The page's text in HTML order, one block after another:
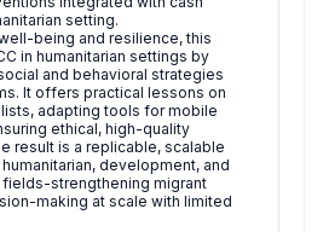
setting.
being and resilience, this
in humanitarian settings by
and behavioral strategies
It offers practical lessons on
adapting tools for mobile
ethical, high-quality
result is a replicable, scalable
development, and
strengthening migrant
making at scale with limited